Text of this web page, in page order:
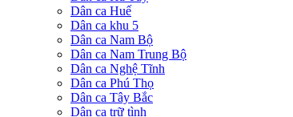
Dân ca Huế
Dân ca khu 5
Dân ca Nam Bộ
Dân ca Nam Trung Bộ
Dân ca Nghệ Tĩnh
Dân ca Phú Thọ
Dân ca Tây Bắc
Dân ca trữ tình